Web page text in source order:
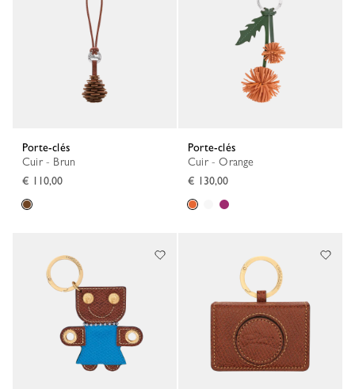
Porte-clés
Cuir - Brun
€ 110,00
Porte-clés
Cuir - Orange
€ 130,00